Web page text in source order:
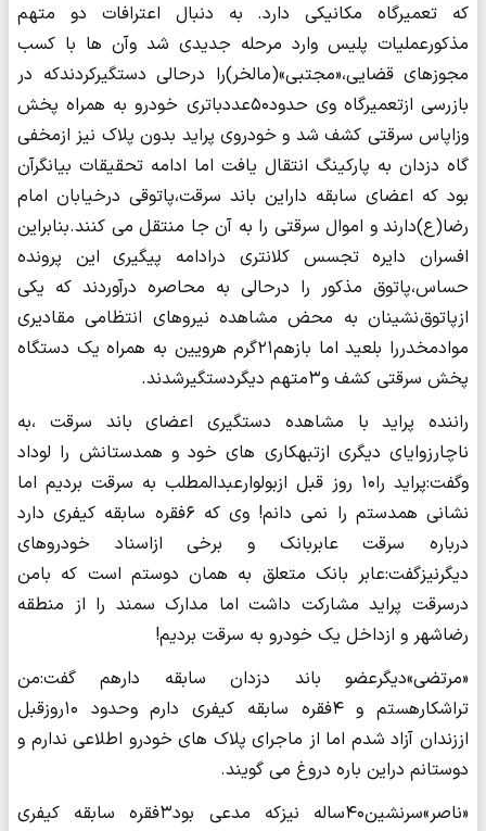
که تعمیرگاه مکانیکی دارد. به دنبال اعترافات دو متهم
مذکورعملیات پلیس وارد مرحله جدیدی شد وآن ها با کسب
مجوزهای قضایی،«مجتبی»(مالخر)را درحالی دستگیرکردندکه در
بازرسی ازتعمیرگاه وی حدود۵۰عددباتری خودرو به همراه پخش
وزاپاس سرقتی کشف شد و خودروی پراید بدون پلاک نیز ازمخفی
گاه دزدان به پارکینگ انتقال یافت اما ادامه تحقیقات بیانگرآن
بود که اعضای سابقه داراین باند سرقت،پاتوقی درخیابان امام
رضا(ع)دارند و اموال سرقتی را به آن جا منتقل می کنند.بنابراین
افسران دایره تجسس کلانتری درادامه پیگیری این پرونده
حساس،پاتوق مذکور را درحالی به محاصره درآوردند که یکی
ازپاتوق نشینان به محض مشاهده نیروهای انتظامی مقادیری
موادمخدررا بلعید اما بازهم۲۱گرم هرویین به همراه یک دستگاه
پخش سرقتی کشف و۳متهم دیگردستگیرشدند.
راننده پراید با مشاهده دستگیری اعضای باند سرقت ،به
ناچارزوایای دیگری ازتبهکاری های خود و همدستانش را لوداد
وگفت:پراید را۱۰ روز قبل ازبولوارعبدالمطلب به سرقت بردیم اما
نشانی همدستم را نمی دانم! وی که ۶فقره سابقه کیفری دارد
درباره سرقت عابربانک و برخی ازاسناد خودروهای
دیگرنیزگفت:عابر بانک متعلق به همان دوستم است که بامن
درسرقت پراید مشارکت داشت اما مدارک سمند را از منطقه
رضاشهر و ازداخل یک خودرو به سرقت بردیم!
«مرتضی»دیگرعضو باند دزدان سابقه دارهم گفت:من
تراشکارهستم و ۴فقره سابقه کیفری دارم وحدود ۱۰روزقبل
اززندان آزاد شدم اما از ماجرای پلاک های خودرو اطلاعی ندارم و
دوستانم دراین باره دروغ می گویند.
«ناصر»سرنشین۴۰ساله نیزکه مدعی بود۳فقره سابقه کیفری